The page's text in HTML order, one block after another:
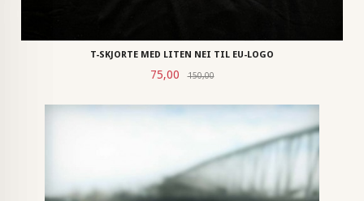
T-SKJORTE MED LITEN NEI TIL EU-LOGO
Tilbud
75,00 150,00Rabatt